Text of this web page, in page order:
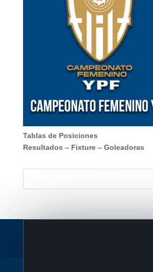
Tablas de Posiciones
Resultados – Fixture– Goleadoras